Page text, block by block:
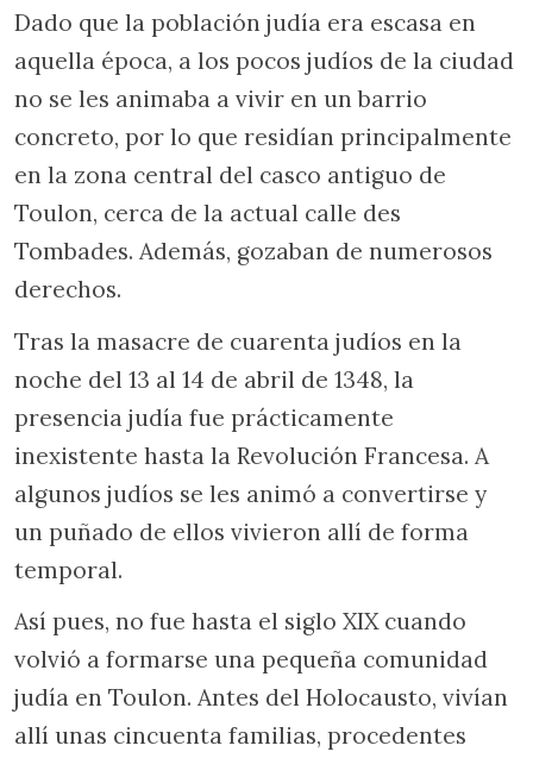
Dado que la población judía era escasa en
aquella época, a los pocos judíos de la ciudad
no se les animaba a vivir en un barrio
concreto, por lo que residían principalmente
en la zona central del casco antiguo de
Toulon, cerca de la actual calle des
Tombades. Además, gozaban de numerosos
derechos.
Tras la masacre de cuarenta judíos en la
noche del 13 al 14 de abril de 1348, la
presencia judía fue prácticamente
inexistente hasta la Revolución Francesa. A
algunos judíos se les animó a convertirse y
un puñado de ellos vivieron allí de forma
temporal.
Así pues, no fue hasta el siglo XIX cuando
volvió a formarse una pequeña comunidad
judía en Toulon. Antes del Holocausto, vivían
allí unas cincuenta familias, procedentes